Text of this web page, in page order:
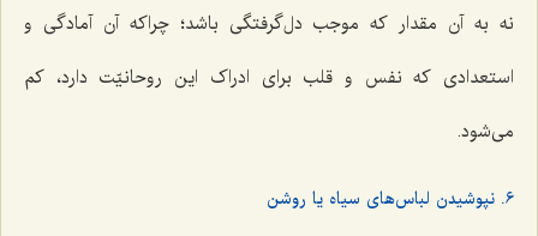
نه به آن مقدار که موجب دل‌گرفتگی باشد؛ چراکه آن آمادگی و
استعدادی که نفس و قلب برای ادراک این روحانیّت دارد، کم
می‌شود.
6. نپوشیدن لباس‌های سیاه یا روشن